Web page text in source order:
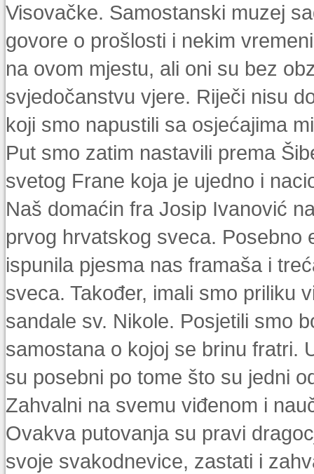
Visovačke. Samostanski muzej
govore o prošlosti i nekim
na ovom mjestu, ali oni su bez
svjedočanstvu vjere. Riječi nisu
koji smo napustili sa osjećajima
Put smo zatim nastavili prema
svetog Frane koja je ujedno i
Naš domaćin fra Josip Ivanović
prvog hrvatskog sveca. Posebno
ispunila pjesma nas framaša i
sveca. Također, imali smo priliku
sandale sv. Nikole. Posjetili smo
samostana o kojoj se brinu fratri.
su posebni po tome što su jedni
Zahvalni na svemu viđenom i
Ovakva putovanja su pravi
svoje svakodnevice, zastati i